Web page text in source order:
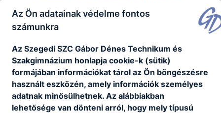
Az Ön adatainak védelme fontos
számunkra
Az Szegedi SZC Gábor Dénes Technikum és
Szakgimnázium honlapja cookie-k (sütik)
formájában információkat tárol az Ön böngészésre
használt eszközén, amely információk személyes
adatnak minősülhetnek. Az alábbiakban
lehetősége van dönteni arról, hogy mely típusú